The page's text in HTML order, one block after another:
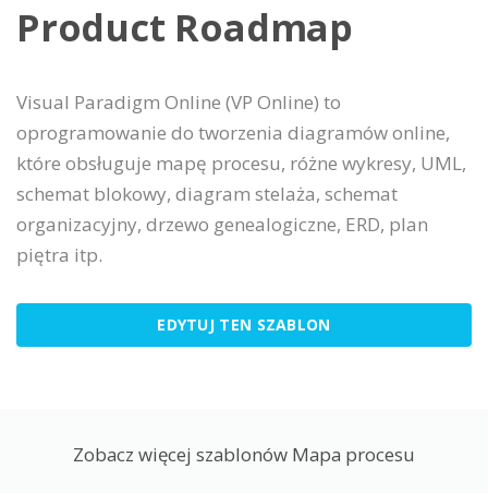
Product Roadmap
Visual Paradigm Online (VP Online) to
oprogramowanie do tworzenia diagramów online,
które obsługuje mapę procesu, różne wykresy, UML,
schemat blokowy, diagram stelaża, schemat
organizacyjny, drzewo genealogiczne, ERD, plan
piętra itp.
EDYTUJ TEN SZABLON
Zobacz więcej szablonów Mapa procesu